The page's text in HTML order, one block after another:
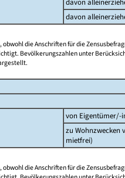
davon
die Anschriften für die
Bevölkerungszahlen unter
von Eigentümer/-
zu Wohnzwecken
mietfrei)
die Anschriften für die